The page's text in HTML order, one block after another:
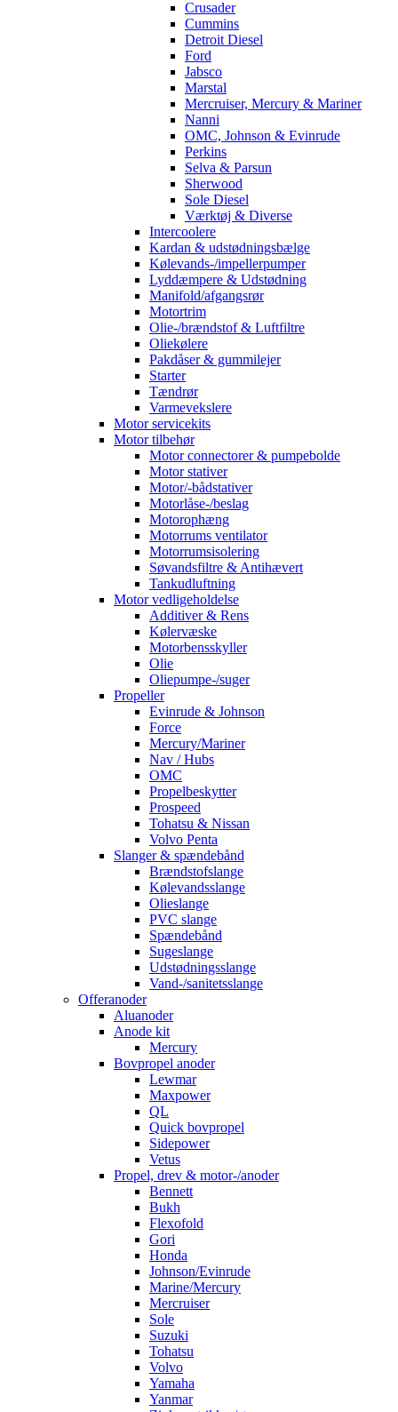
Crusader
Cummins
Detroit Diesel
Ford
Jabsco
Marstal
Mercruiser, Mercury & Mariner
Nanni
OMC, Johnson & Evinrude
Perkins
Selva & Parsun
Sherwood
Sole Diesel
Værktøj & Diverse
Intercoolere
Kardan & udstødningsbælge
Kølevands-/impellerpumper
Lyddæmpere & Udstødning
Manifold/afgangsrør
Motortrim
Olie-/brændstof & Luftfiltre
Oliekølere
Pakdåser & gummilejer
Starter
Tændrør
Varmevekslere
Motor servicekits
Motor tilbehør
Motor connectorer & pumpebolde
Motor stativer
Motor/-bådstativer
Motorlåse-/beslag
Motorophæng
Motorrums ventilator
Motorrumsisolering
Søvandsfiltre & Antihævert
Tankudluftning
Motor vedligeholdelse
Additiver & Rens
Kølervæske
Motorbensskyller
Olie
Oliepumpe-/suger
Propeller
Evinrude & Johnson
Force
Mercury/Mariner
Nav / Hubs
OMC
Propelbeskytter
Prospeed
Tohatsu & Nissan
Volvo Penta
Slanger & spændebånd
Brændstofslange
Kølevandsslange
Olieslange
PVC slange
Spændebånd
Sugeslange
Udstødningsslange
Vand-/sanitetsslange
Offeranoder
Aluanoder
Anode kit
Mercury
Bovpropel anoder
Lewmar
Maxpower
QL
Quick bovpropel
Sidepower
Vetus
Propel, drev & motor-/anoder
Bennett
Bukh
Flexofold
Gori
Honda
Johnson/Evinrude
Marine/Mercury
Mercruiser
Sole
Suzuki
Tohatsu
Volvo
Yamaha
Yanmar